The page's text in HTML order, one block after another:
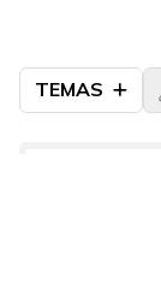
TEMAS